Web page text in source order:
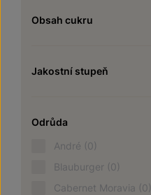
Obsah cukru
Jakostní stupeň
Odrůda
André (0)
Blauburger (0)
Cabernet Moravia (0)